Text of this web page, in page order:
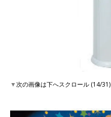
▼次の画像は下へスクロール (14/31)